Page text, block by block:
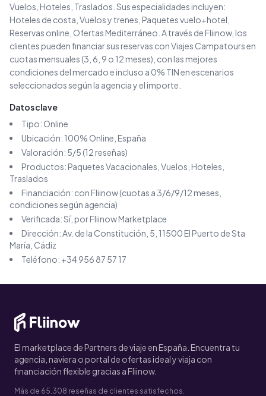
Vuelos, Hoteles, Traslados Sus especialidades incluyen:
Hoteles de costa, Vuelos y trenes, Paquetes vuelo+hotel,
Reservas online, Ofertas Mediterráneo A través de Fliinow, los
clientes pueden financiar sus reservas conViajes Campatoursen
cuotas mensuales (3, 6, 9 o 12 meses), con las mejores
condiciones del mercado e incluso a 0% TIN en escenarios
seleccionados según la agencia y el importe.
Datos clave
Tipo: Online
Ubicación: 100% Online , España
Valoración: 5/5 (12reseñas)
Productos:Paquetes Vacacionales, Vuelos, Hoteles,
Traslados
Financiación: con Fliinow (cuotas a 3/6/9/12 meses,
condiciones según agencia)
Verificada: Sí, por Fliinow Marketplace
Dirección:Av. de la Constitución, 5, 11500 El Puerto de Sta
María, Cádiz
Teléfono: +34 956 87 57 17
El marketplace de Partners de viaje en España. Encuentra tu
agencia, naviera o portal de ofertas ideal y viaja con
financiación flexible gracias a Fliinow.
Más de 65.308 reseñas de clientes satisfechos.